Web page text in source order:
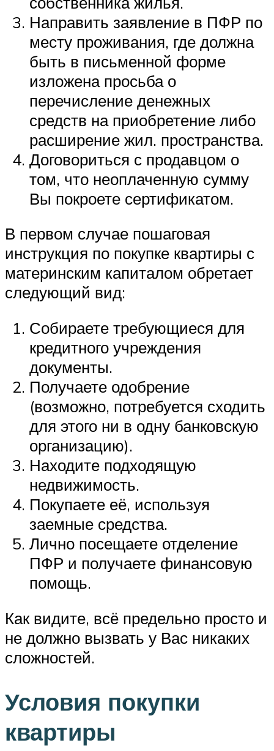
Направить заявление в ПФР по
месту проживания, где должна
быть в письменной форме
изложена просьба о
перечисление денежных
средств на приобретение либо
расширение жил. пространства.
Договориться с продавцом о
том, что неоплаченную сумму
Вы покроете сертификатом.
В первом случае пошаговая
инструкция по покупке квартиры с
материнским капиталом обретает
следующий вид:
Собираете требующиеся для
кредитного учреждения
документы.
Получаете одобрение
(возможно, потребуется сходить
для этого ни в одну банковскую
организацию).
Находите подходящую
недвижимость.
Покупаете её, используя
заемные средства.
Лично посещаете отделение
ПФР и получаете финансовую
помощь.
Как видите, всё предельно просто и
не должно вызвать у Вас никаких
сложностей.
Условия покупки
квартиры